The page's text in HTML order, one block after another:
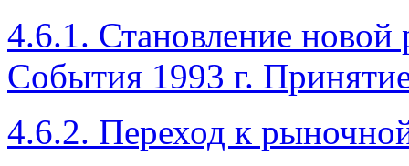
4.6.1. Становление новой
События 1993 г.
4.6.2. Переход к